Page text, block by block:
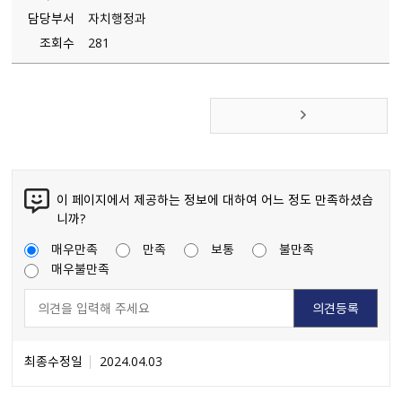
담당부서
자치행정과
조회수
281
이 페이지에서 제공하는 정보에 대하여 어느 정도 만족하셨습
니까?
매우만족
만족 보통
불만족
매우불만족
최종수정일 2024.04.03